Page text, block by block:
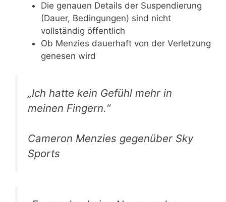
Die genauen Details der Suspendierung
(Dauer, Bedingungen) sind nicht
vollständig öffentlich
Ob Menzies dauerhaft von der Verletzung
genesen wird
„Ich hatte kein Gefühl mehr in
meinen Fingern.“
Cameron Menzies gegenüber Sky
Sports